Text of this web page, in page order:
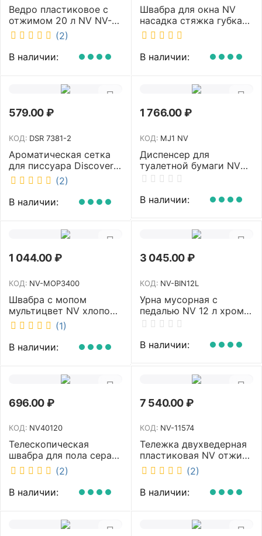
Ведро пластиковое с
отжимом 20 л NV NV-
10250-B
(2)
В наличии:
Швабра для окна NV
насадка стяжка губка
30 см телескопическая
рукоятка 70-110 см NV-
W3011
В наличии:
579.00₽
КОД: DSR 7381-2
Ароматическая сетка
для писсуара Discover
аромат Queen DSR
7381-2
(2)
В наличии:
1 766.00₽
КОД: MJ1 NV
Диспенсер для
туалетной бумаги NV
белый MJ1 NV
В наличии:
1 044.00₽
КОД: NV-MOP3400
Швабра с мопом
мультицвет NV хлопок
40 см NV-MOP3400
(1)
В наличии:
3 045.00₽
КОД: NV-BIN12L
Урна мусорная с
педалью NV 12 л хром
NV-BIN12L
В наличии:
696.00₽
КОД: NV40120
Телескопическая
швабра для пола серая
NV микрофибра 42 см
NV40120
(2)
В наличии:
7 540.00₽
КОД: NV-11574
Тележка двухведерная
пластиковая NV отжим
2х23л NV-11574
(2)
В наличии: